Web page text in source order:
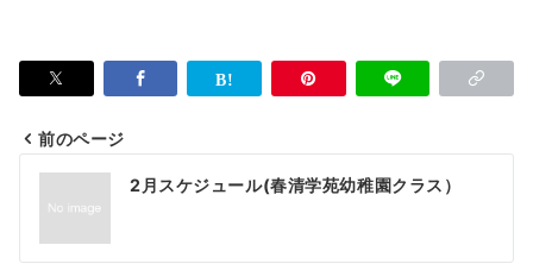
投
ナ
前のページ
2月スケジュール(春清学苑幼稚園クラス）